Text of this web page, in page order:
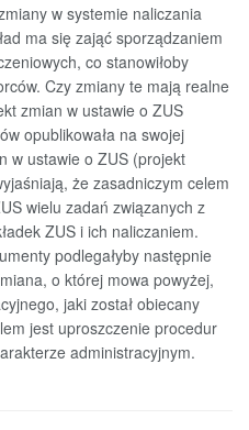
w systemie naliczania
ma się zająć sporządzaniem
co stanowiłoby
Czy zmiany te mają realne
zmian w ustawie o ZUS
opublikowała na swojej
w ustawie o ZUS (projekt
że zasadniczym celem
wielu zadań związanych z
ZUS i ich naliczaniem.
podlegałyby następnie
o której mowa powyżej,
jaki został obiecany
jest uproszczenie procedur
administracyjnym.